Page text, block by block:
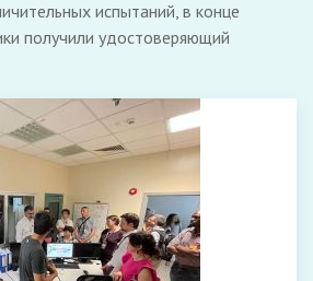
испытаний, в конце
получили удостоверяющий